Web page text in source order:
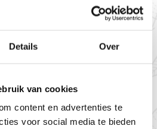
Details Over
van cookies
content en advertenties te
voor social media te bieden
tot 21:00 (keuken tot
en zaterdag zijn we